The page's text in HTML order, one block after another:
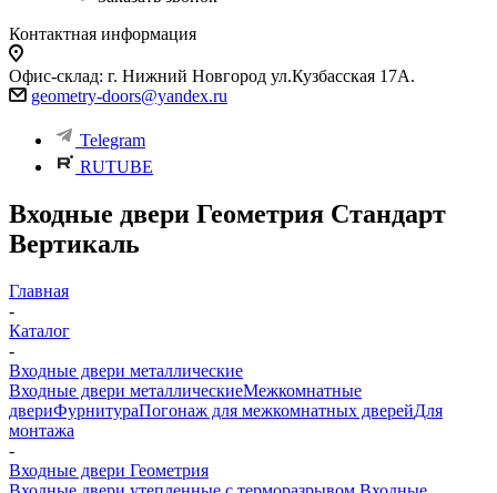
Контактная информация
Офис-склад: г. Нижний Новгород ул.Кузбасская 17А.
geometry-doors@yandex.ru
Telegram
RUTUBE
Входные двери Геометрия Стандарт
Вертикаль
Главная
-
Каталог
-
Входные двери металлические
Входные двери металлическиеМежкомнатные
двериФурнитураПогонаж для межкомнатных дверейДля
монтажа
-
Входные двери Геометрия